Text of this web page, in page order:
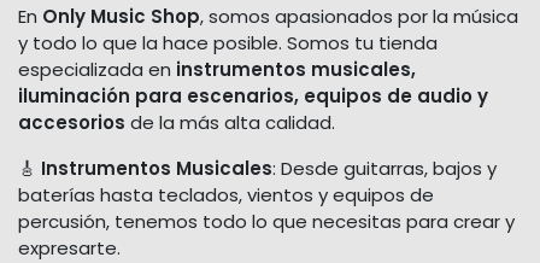
En Only Music Shop, somos apasionados por la música
y todo lo que la hace posible. Somos tu tienda
especializada en instrumentos musicales,
iluminación para escenarios, equipos de audio y
accesorios de la más alta calidad.
🎸 Instrumentos Musicales: Desde guitarras, bajos y
baterías hasta teclados, vientos y equipos de
percusión, tenemos todo lo que necesitas para crear y
expresarte.